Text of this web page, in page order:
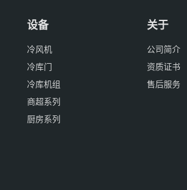
设备
冷风机
冷库门
冷库机组
商超系列
厨房系列
关于
公司简介
资质证书
售后服务